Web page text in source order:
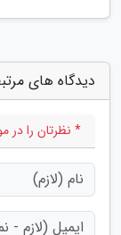
دیدگاه های
* نظرتان را در